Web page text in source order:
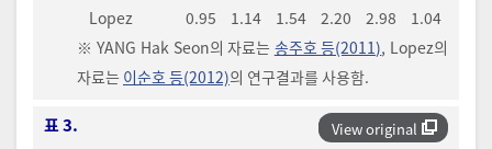
Lopez
0.95 1.14 1.54 2.20 2.98
1.04
※ YANG Hak Seon의 자료는 송주호 등(2011), Lopez의
자료는 이순호 등(2012)의 연구결과를 사용함.
View original
표 3.